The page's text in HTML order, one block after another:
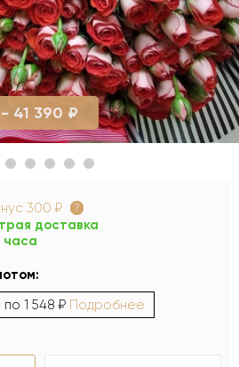
41 390 ₽
300 ₽ ?
доставка
часа
по 1 548 ₽ Подробнее